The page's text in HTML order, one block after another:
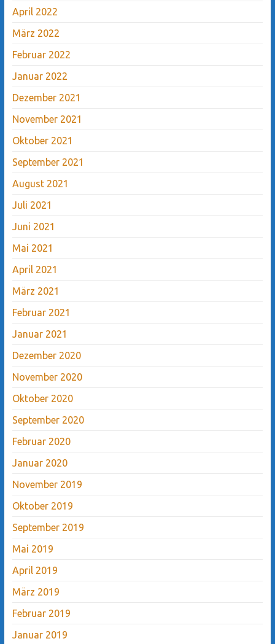
April 2022
März 2022
Februar 2022
Januar 2022
Dezember 2021
November 2021
Oktober 2021
September 2021
August 2021
Juli 2021
Juni 2021
Mai 2021
April 2021
März 2021
Februar 2021
Januar 2021
Dezember 2020
November 2020
Oktober 2020
September 2020
Februar 2020
Januar 2020
November 2019
Oktober 2019
September 2019
Mai 2019
April 2019
März 2019
Februar 2019
Januar 2019